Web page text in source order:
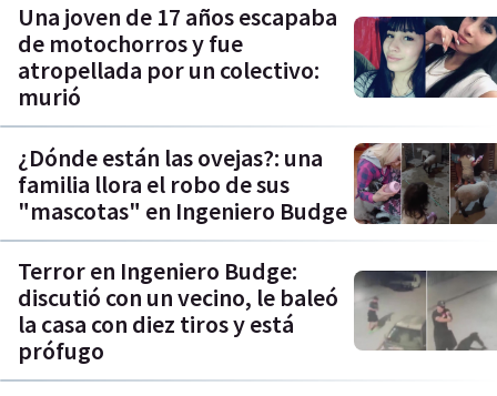
Una joven de 17 años escapaba
de motochorros y fue
atropellada por un colectivo:
murió
¿Dónde están las ovejas?: una
familia llora el robo de sus
"mascotas" en Ingeniero Budge
Terror en Ingeniero Budge:
discutió con un vecino, le baleó
la casa con diez tiros y está
prófugo